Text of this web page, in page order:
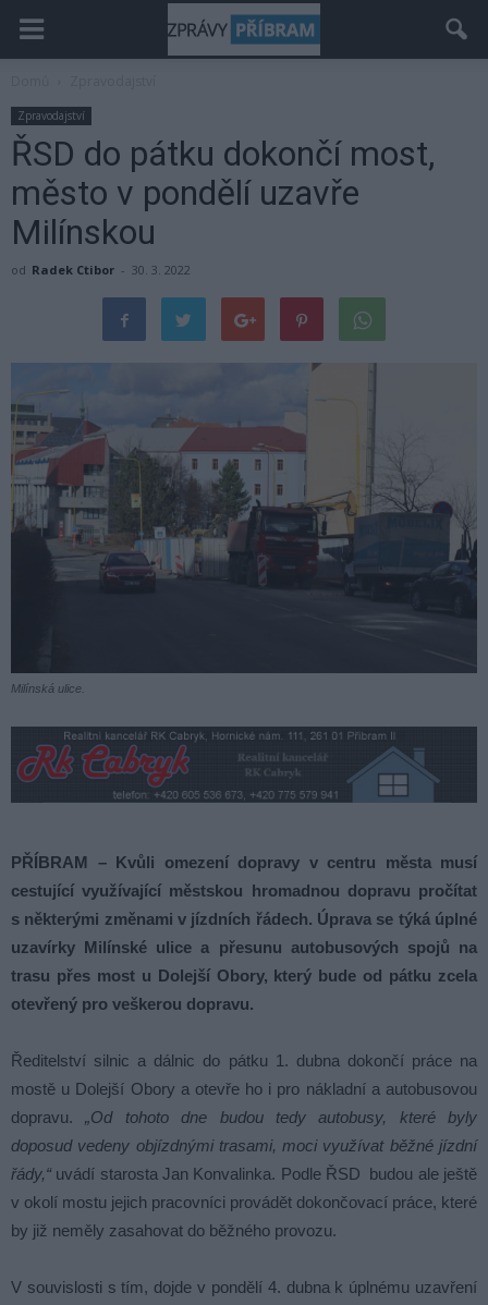
Zpravodajství
ŘSD do pátku dokončí most,
město v pondělí uzavře
Milínskou
od Radek Ctibor - 30. 3. 2022
Milínská ulice.
PŘÍBRAM – Kvůli omezení dopravy v centru města musí
cestující využívající městskou hromadnou dopravu pročítat
s některými změnami v jízdních řádech. Úprava se týká úplné
uzavírky Milínské ulice a přesunu autobusových spojů na
trasu přes most u Dolejší Obory, který bude od pátku zcela
otevřený pro veškerou dopravu.
Ředitelství silnic a dálnic do pátku 1. dubna dokončí práce na
mostě u Dolejší Obory a otevře ho i pro nákladní a autobusovou
dopravu.„Od tohoto dne budou tedy autobusy, které byly
doposud vedeny objízdnými trasami, moci využívat běžné jízdní
řády,“ uvádí starosta Jan Konvalinka. Podle ŘSD budou ale ještě
v okolí mostu jejich pracovníci provádět dokončovací práce, které
by již neměly zasahovat do běžného provozu.
V souvislosti s tím, dojde v pondělí 4. dubna k úplnému uzavření